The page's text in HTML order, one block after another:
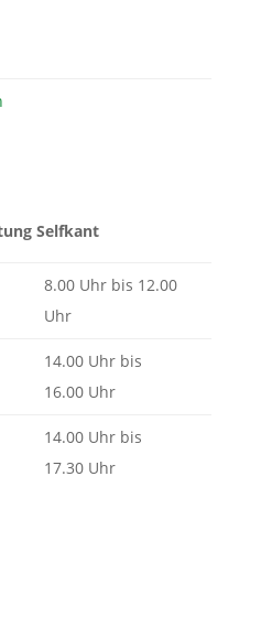
Selfkant
8.00 Uhr bis 12.00
Uhr
14.00 Uhr bis
16.00 Uhr
14.00 Uhr bis
17.30 Uhr